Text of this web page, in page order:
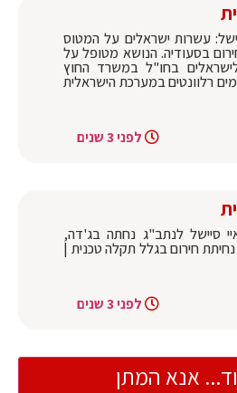
עשרות ישראלים על המטוס
בסעודיה. הנושא מטופל על
בחו"ל במשרד החוץ
רלוונטים במערכת הישראלית
לפני 3 שנים
סיישל לנתב"ג נחתה בג'דה,
חירום בגלל תקלה טכנית |
לפני 3 שנים
אנא המתן